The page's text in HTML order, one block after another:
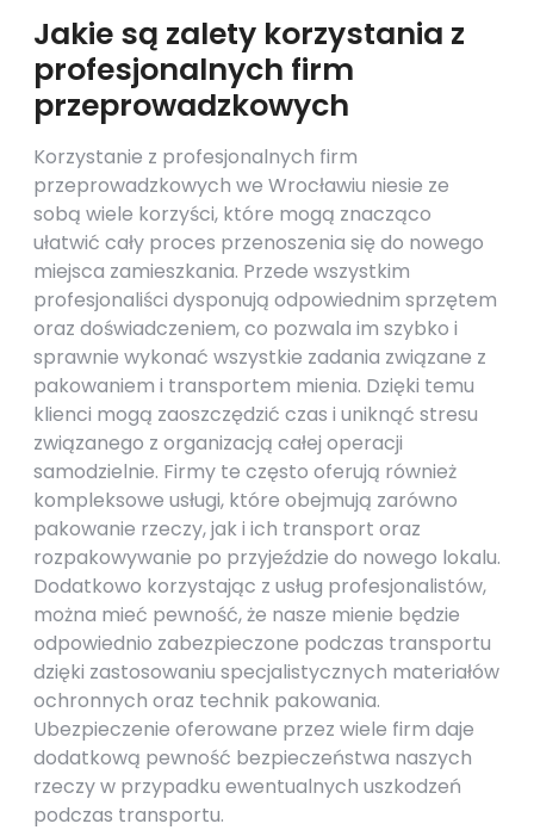
Jakie są zalety korzystania z
profesjonalnych firm
przeprowadzkowych
Korzystanie z profesjonalnych firm
przeprowadzkowych we Wrocławiu niesie ze
sobą wiele korzyści, które mogą znacząco
ułatwić cały proces przenoszenia się do nowego
miejsca zamieszkania. Przede wszystkim
profesjonaliści dysponują odpowiednim sprzętem
oraz doświadczeniem, co pozwala im szybko i
sprawnie wykonać wszystkie zadania związane z
pakowaniem i transportem mienia. Dzięki temu
klienci mogą zaoszczędzić czas i uniknąć stresu
związanego z organizacją całej operacji
samodzielnie. Firmy te często oferują również
kompleksowe usługi, które obejmują zarówno
pakowanie rzeczy, jak i ich transport oraz
rozpakowywanie po przyjeździe do nowego lokalu.
Dodatkowo korzystając z usług profesjonalistów,
można mieć pewność, że nasze mienie będzie
odpowiednio zabezpieczone podczas transportu
dzięki zastosowaniu specjalistycznych materiałów
ochronnych oraz technik pakowania.
Ubezpieczenie oferowane przez wiele firm daje
dodatkową pewność bezpieczeństwa naszych
rzeczy w przypadku ewentualnych uszkodzeń
podczas transportu.